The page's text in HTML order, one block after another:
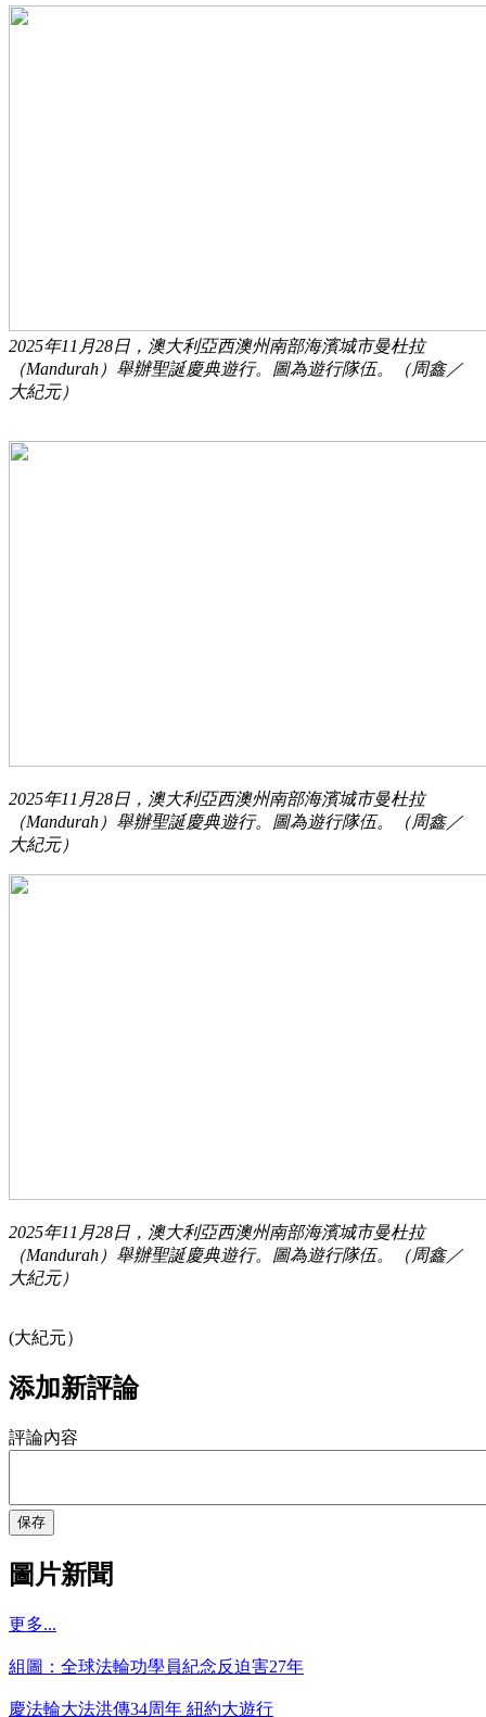
2025年11月28日，澳大利亞西澳州南部海濱城市曼杜拉
（Mandurah）舉辦聖誕慶典遊行。圖為遊行隊伍。（周鑫／
大紀元）
2025年11月28日，澳大利亞西澳州南部海濱城市曼杜拉
（Mandurah）舉辦聖誕慶典遊行。圖為遊行隊伍。（周鑫／
大紀元）
2025年11月28日，澳大利亞西澳州南部海濱城市曼杜拉
（Mandurah）舉辦聖誕慶典遊行。圖為遊行隊伍。（周鑫／
大紀元）
(大紀元）
添加新評論
評論內容
保存
圖片新聞
更多...
組圖：全球法輪功學員紀念反迫害27年
慶法輪大法洪傳34周年 紐約大遊行